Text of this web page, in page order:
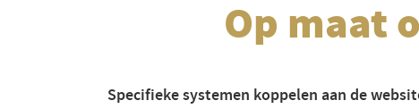
Op maat
Specifieke systemen koppelen aan de